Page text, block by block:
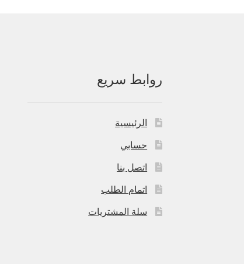
روابط سريع
الرئيسية
حسابي
اتصل بنا
اتمام الطلب
سلة المشتريات